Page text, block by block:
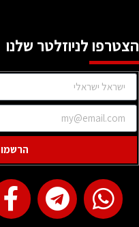
הצטרפו לניוזלטר שלנו
הרשמו